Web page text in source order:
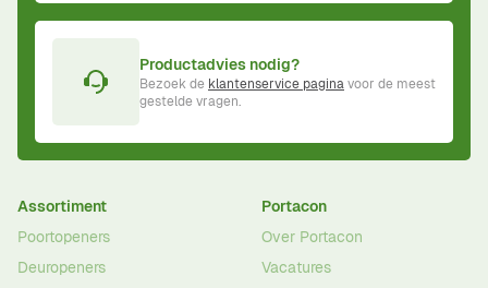
Productadvies nodig?
Bezoek de klantenservice paginavoor de meest
gestelde vragen.
Assortiment
Poortopeners
Deuropeners
Portacon
Over Portacon
Vacatures